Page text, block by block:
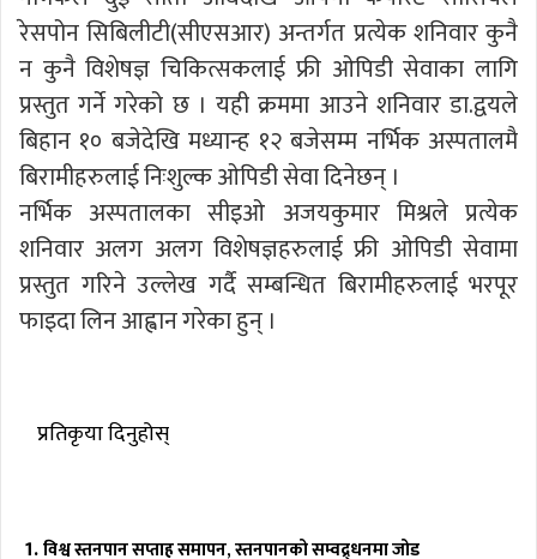
रेसपोन सिबिलीटी(सीएसआर) अन्तर्गत प्रत्येक शनिवार कुनै
न कुनै विशेषज्ञ चिकित्सकलाई फ्री ओपिडी सेवाका लागि
प्रस्तुत गर्ने गरेको छ । यही क्रममा आउने शनिवार डा.द्वयले
बिहान १० बजेदेखि मध्यान्ह १२ बजेसम्म नर्भिक अस्पतालमै
बिरामीहरुलाई निःशुल्क ओपिडी सेवा दिनेछन् ।
नर्भिक अस्पतालका सीइओ अजयकुमार मिश्रले प्रत्येक
शनिवार अलग अलग विशेषज्ञहरुलाई फ्री ओपिडी सेवामा
प्रस्तुत गरिने उल्लेख गर्दै सम्बन्धित बिरामीहरुलाई भरपूर
फाइदा लिन आह्वान गरेका हुन् ।
प्रतिकृया दिनुहोस्
विश्व स्तनपान सप्ताह समापन, स्तनपानको सम्वद्र्धनमा जोड